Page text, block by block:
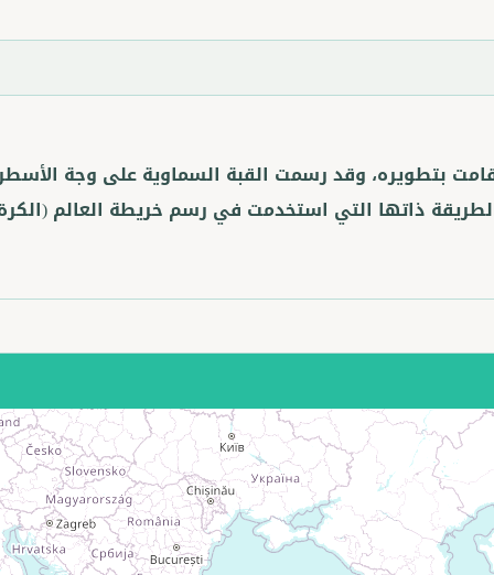
بتطويره، وقد رسمت القبة السماوية على وجة
ذاتها التي استخدمت في رسم خريطة العالم